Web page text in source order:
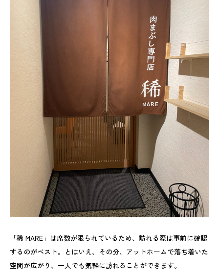
「稀 MARE」は席数が限られているため、訪れる際は事前に確認
するのがベスト。とはいえ、その分、アットホームで落ち着いた
空間が広がり、一人でも気軽に訪れることができます。